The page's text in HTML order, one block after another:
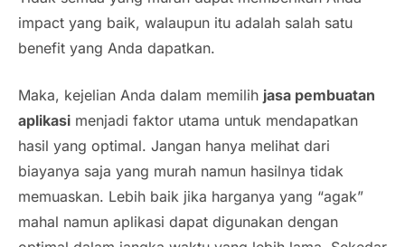
impact yang baik, walaupun itu adalah salah satu
benefit yang Anda dapatkan.
Maka, kejelian Anda dalam memilih jasa pembuatan
aplikasi menjadi faktor utama untuk mendapatkan
hasil yang optimal. Jangan hanya melihat dari
biayanya saja yang murah namun hasilnya tidak
memuaskan. Lebih baik jika harganya yang “agak”
mahal namun aplikasi dapat digunakan dengan